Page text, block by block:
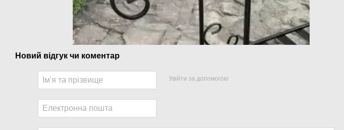
Новий відгук чи коментар
Увійти за допомогою